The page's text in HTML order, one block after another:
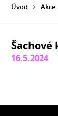
Úvod Akce
16.5.2024